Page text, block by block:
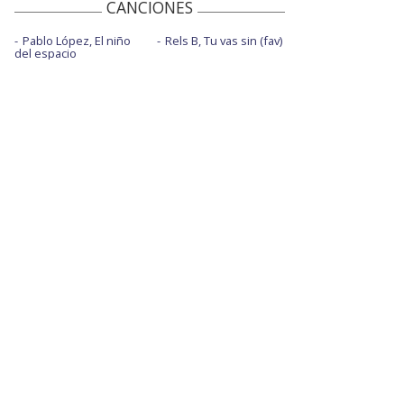
CANCIONES
Pablo López, El niño
del espacio
Rels B, Tu vas sin (fav)